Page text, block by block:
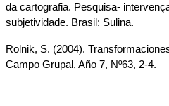
da cartografia. Pesquisa-
subjetividade. Brasil: Sulina.
Rolnik, S. (2004).
Campo Grupal, Año 7, Nº63, 2-4.